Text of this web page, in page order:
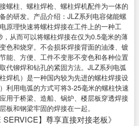
螺柱、螺柱焊枪、螺柱焊机配件为一体的
的研发。产品介绍：JLZ系列电容储能螺
原理快速将螺柱焊接在工件上的一种工
从而可以将螺柱焊接在仅为0.5毫米的薄
色和烧穿。不会损坏焊接背面的油漆、镀
能、方便、工件不变形不变色和各种位置
代铆焊和钻孔的紧固方法。JLZ系列电弧
焊机）是一种国内较为先进的螺柱焊接设
利用电弧的方式可将3-25毫米的螺柱快速
用于桥梁、造船、锅炉、楼层板穿透焊接
板和钢梁牢固的焊接在一起。
SERVICE】尊享直接对接老板》